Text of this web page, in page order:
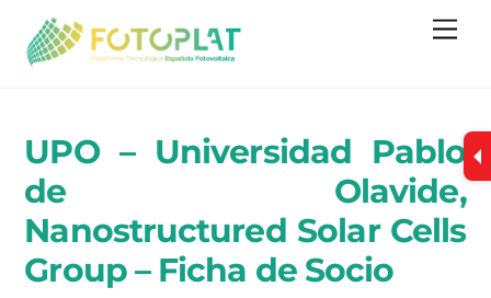
content
UPO – Universidad Pablo
de Olavide,
Nanostructured Solar Cells
Group – Ficha de Socio